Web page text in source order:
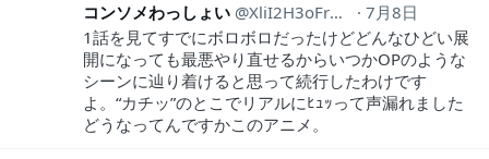
コンソメわっしょい XliI2H3oFrUoYzU
7月8日
1話を見てすでにボロボロだったけどどんなひどい展
開になっても最悪やり直せるからいつかOPのような
シーンに辿り着けると思って続行したわけです
よ。“カチッ”のとこでリアルにﾋｭｯって声漏れました
どうなってんですかこのアニメ。